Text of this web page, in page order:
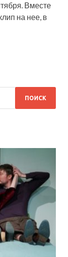
Вместе
на нее, в